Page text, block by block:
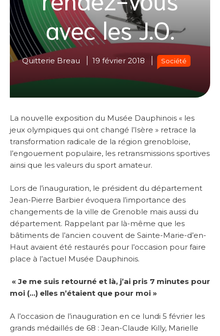
avec les J.O.
Quitterie Breau 19 février 2018 Société
La nouvelle exposition du Musée Dauphinois « les
jeux olympiques qui ont changé l’Isère » retrace la
transformation radicale de la région grenobloise,
l’engouement populaire, les retransmissions sportives
ainsi que les valeurs du sport amateur.
Lors de l’inauguration, le président du département
Jean-Pierre Barbier évoquera l’importance des
changements de la ville de Grenoble mais aussi du
département. Rappelant par là-même que les
bâtiments de l’ancien couvent de Sainte-Marie-d’en-
Haut avaient été restaurés pour l’occasion pour faire
place à l’actuel Musée Dauphinois.
« Je me suis retourné et là, j’ai pris 7 minutes pour
moi (…) elles n’étaient que pour moi »
A l’occasion de l’inauguration en ce lundi 5 février les
grands médaillés de 68 : Jean-Claude Killy, Marielle